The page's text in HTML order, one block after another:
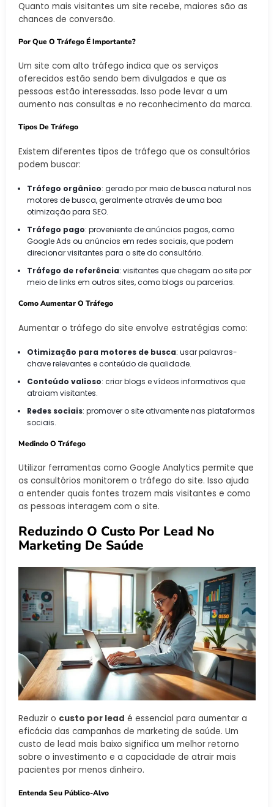
Quanto mais visitantes um site recebe, maiores são as
chances de conversão.
Por Que O Tráfego É Importante?
Um site com alto tráfego indica que os serviços
oferecidos estão sendo bem divulgados e que as
pessoas estão interessadas. Isso pode levar a um
aumento nas consultas e no reconhecimento da marca.
Tipos De Tráfego
Existem diferentes tipos de tráfego que os consultórios
podem buscar:
Tráfego orgânico: gerado por meio de busca natural nos
motores de busca, geralmente através de uma boa
otimização para SEO.
Tráfego pago: proveniente de anúncios pagos, como
Google Ads ou anúncios em redes sociais, que podem
direcionar visitantes para o site do consultório.
Tráfego de referência: visitantes que chegam ao site por
meio de links em outros sites, como blogs ou parcerias.
Como Aumentar O Tráfego
Aumentar o tráfego do site envolve estratégias como:
Otimização para motores de busca: usar palavras-
chave relevantes e conteúdo de qualidade.
Conteúdo valioso: criar blogs e vídeos informativos que
atraiam visitantes.
Redes sociais: promover o site ativamente nas plataformas
sociais.
Medindo O Tráfego
Utilizar ferramentas como Google Analytics permite que
os consultórios monitorem o tráfego do site. Isso ajuda
a entender quais fontes trazem mais visitantes e como
as pessoas interagem com o site.
Reduzindo O Custo Por Lead No
Marketing De Saúde
Reduzir o custo por lead é essencial para aumentar a
eficácia das campanhas de marketing de saúde. Um
custo de lead mais baixo significa um melhor retorno
sobre o investimento e a capacidade de atrair mais
pacientes por menos dinheiro.
Entenda Seu Público-Alvo